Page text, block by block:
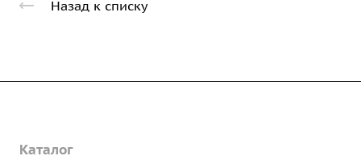
Назад к списку
О предприятии
Каталог